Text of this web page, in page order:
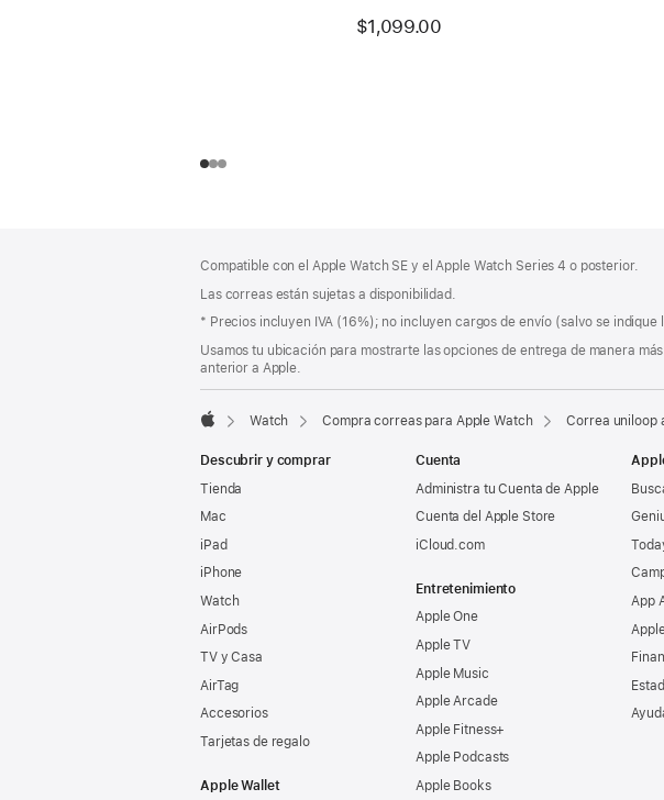
– S/M
$1,099.00
de
página
a
pie
de
Compatible con el Apple Watch SE y el Apple Watch Series 4 o posterior.
Las correas están sujetas a disponibilidad.
Nota
pie
de
página
* Precios incluyen IVA (16%); no incluyen cargos de envío (salvo se
Usamos tu ubicación para mostrarte las opciones de entrega de manera
anterior a Apple.
Watch Compra correas para Apple Watch Correa uniloop
Descubrir y comprar
Tienda
Mac
iPad
iPhone
Watch
AirPods
TV y Casa
AirTag
Accesorios
Tarjetas de regalo
Apple Wallet
Cuenta
Administra tu Cuenta de Apple
Cuenta del Apple Store
iCloud.com
Entretenimiento
Apple One
Apple TV
Apple Music
Apple Arcade
Apple Fitness+
Apple Podcasts
Apple Books
App